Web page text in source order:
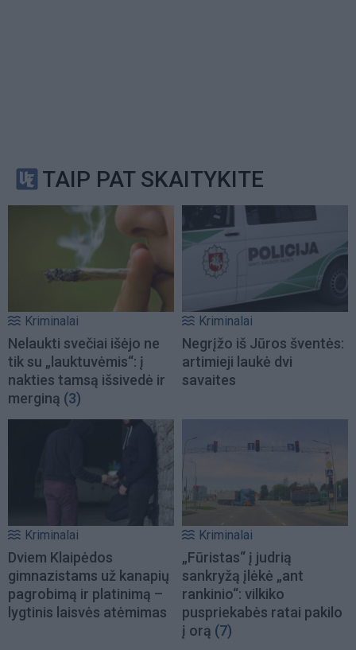
TAIP PAT SKAITYKITE
Kriminalai
Nelaukti svečiai išėjo ne
tik su „lauktuvėmis“: į
nakties tamsą išsivedė ir
merginą (3)
Kriminalai
Negrįžo iš Jūros šventės:
artimieji laukė dvi
savaites
Kriminalai
Dviem Klaipėdos
gimnazistams už kanapių
pagrobimą ir platinimą –
lygtinis laisvės atėmimas
Kriminalai
„Fūristas“ į judrią
sankryžą įlėkė „ant
rankinio“: vilkiko
puspriekabės ratai pakilo
į orą (7)